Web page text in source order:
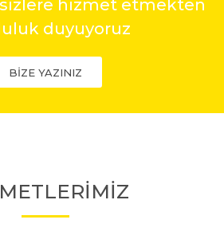
hizmet etmekten
duyuyoruz
BİZE YAZINIZ